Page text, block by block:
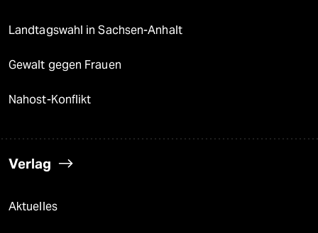
Landtagswahl in Sachsen-Anhalt
Gewalt gegen Frauen
Nahost-Konflikt
Verlag
Aktuelles